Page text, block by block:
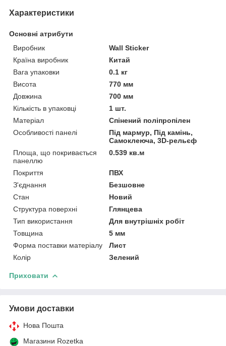
Характеристики
Основні атрибути
Виробник
Wall Sticker
Країна виробник
Китай
Вага упаковки
0.1 кг
Висота
770 мм
Довжина
700 мм
Кількість в упаковці
1 шт.
Матеріал
Спінений поліпропілен
Особливості панелі
Під мармур, Під камінь,
Самоклеюча, 3D-рельєф
Площа, що покривається
панеллю
0.539 кв.м
Покриття
ПВХ
З'єднання
Безшовне
Стан
Новий
Структура поверхні
Глянцева
Тип використання
Для внутрішніх робіт
Товщина
5 мм
Форма поставки матеріалу
Лист
Колір
Зелений
Приховати
Умови доставки
Нова Пошта
Магазини Rozetka